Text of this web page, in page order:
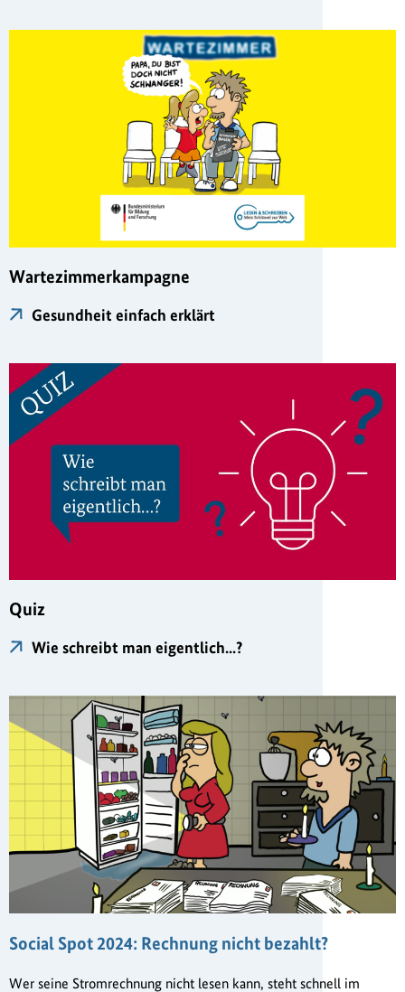
Wartezimmerkampagne
Gesundheit einfach erklärt
Quiz
Wie schreibt man eigentlich...?
Social Spot 2024: Rechnung nicht bezahlt?
Wer seine Stromrechnung nicht lesen kann, steht schnell im